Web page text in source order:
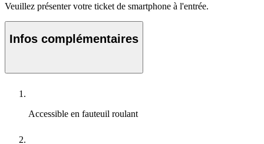
Veuillez présenter votre ticket de smartphone à l'entrée.
Infos complémentaires
Accessible en fauteuil roulant